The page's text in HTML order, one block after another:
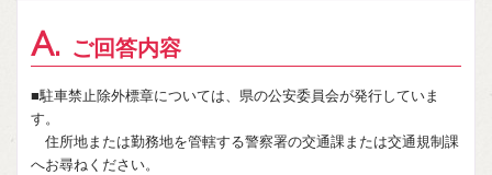
A. ご回答内容
■駐車禁止除外標章については、県の公安委員会が発行していま
す。
住所地または勤務地を管轄する警察署の交通課または交通規制課
へお尋ねください。